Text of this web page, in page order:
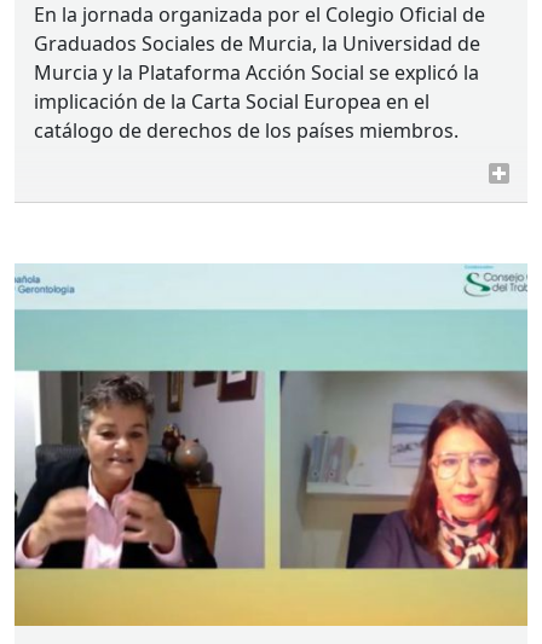
En la jornada organizada por el Colegio Oficial de
Graduados Sociales de Murcia, la Universidad de
Murcia y la Plataforma Acción Social se explicó la
implicación de la Carta Social Europea en el
catálogo de derechos de los países miembros.